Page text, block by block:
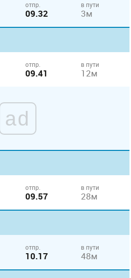
отпр.
09.32
в пути
3м
отпр.
09.41
в пути
12м
ad
отпр.
09.57
в пути
28м
отпр.
10.17
в пути
48м